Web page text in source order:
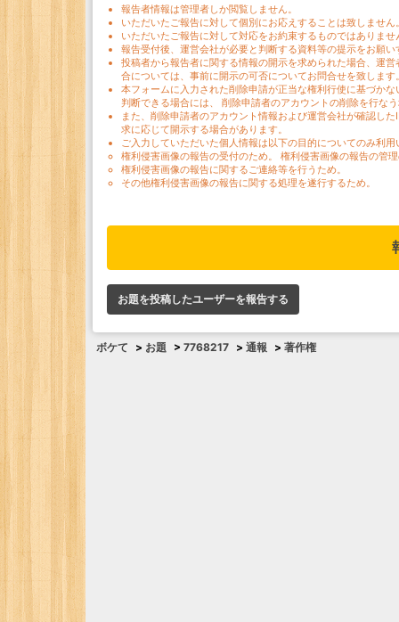
報告者情報は管理者しか閲覧しません。
いただいたご報告に対して個別にお応えすることは致しません
いただいたご報告に対して対応をお約束するものではありませ
報告受付後、運営会社が必要と判断する資料等の提示をお願
投稿者から報告者に関する情報の開示を求められた場合、運
合については、事前に開示の可否についてお問合せを致します
本フォームに入力された削除申請が正当な権利行使に基づか
判断できる場合には、 削除申請者のアカウントの削除を行な
また、削除申請者のアカウント情報および運営会社が確認し
求に応じて開示する場合があります。
ご入力していただいた個人情報は以下の目的についてのみ利用
権利侵害画像の報告の受付のため。 権利侵害画像の報告の管
権利侵害画像の報告に関するご連絡等を行うため。
その他権利侵害画像の報告に関する処理を遂行するため。
お題を投稿したユーザーを報告する
ボケて > お題 > 7768217 > 通報 > 著作権